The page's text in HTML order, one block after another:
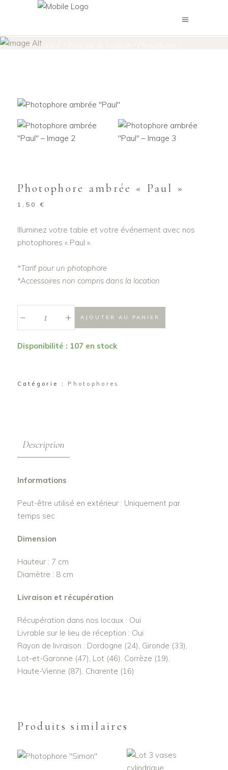
Accueil
Photophore ambrée « Paul »
1,50 €
Illuminez votre table et votre événement avec nos
photophores « Paul ».
*Tarif pour un photophore
*Accessoires non compris dans la location
quantité
+ AJOUTER AU PANIER
Disponibilité : 107 en stock
Catégorie : Photophores
Description
Informations
Peut-être utilisé en extérieur : Uniquement par
temps sec
Dimension
Hauteur : 7 cm
Diamètre : 8 cm
Livraison et récupération
Récupération dans nos locaux : Oui
Livrable sur le lieu de réception : Oui
Rayon de livraison : Dordogne (24), Gironde (33),
Lot-et-Garonne (47), Lot (46), Corrèze (19),
Haute-Vienne (87), Charente (16)
Produits similaires
PANIER
AJOUTER AU